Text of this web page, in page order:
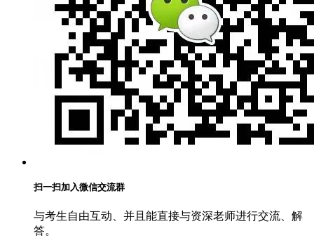
扫一扫加入微信交流群
与考生自由互动、并且能直接与资深老师进行交流、解
答。